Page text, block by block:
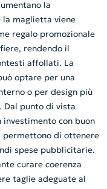
la
la maglietta viene
regalo promozionale
rendendo il
affollati. La
optare per una
o per design più
Dal punto di vista
con buon
di ottenere
spese pubblicitarie.
curare coerenza
taglie adeguate al